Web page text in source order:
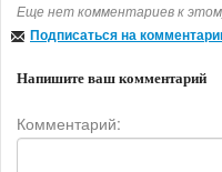
Еще нет комментариев к
Подписаться на
Напишите ваш комментарий
Комментарий: